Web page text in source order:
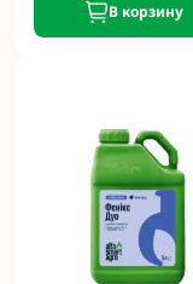
В корзину